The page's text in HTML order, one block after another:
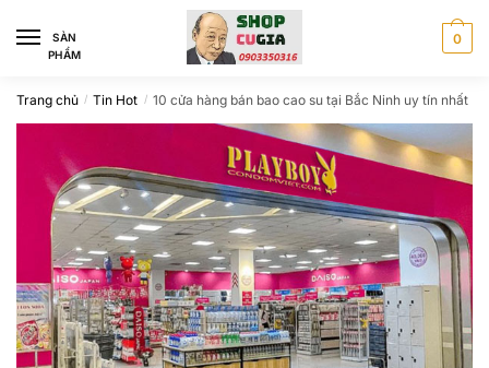
navigation
content
SÀN
PHẨM
0
Trang chủ / Tin Hot / 10 cửa hàng bán bao cao su tại Bắc Ninh uy tín nhất